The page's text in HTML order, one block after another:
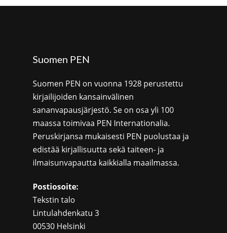
Suomen PEN
Suomen PEN on vuonna 1928 perustettu
kirjailijoiden kansainvälinen
sananvapausjärjestö. Se on osa yli 100
maassa toimivaa PEN Internationalia.
Peruskirjansa mukaisesti PEN puolustaa ja
edistää kirjallisuutta sekä taiteen- ja
ilmaisunvapautta kaikkialla maailmassa.
Postiosoite:
Tekstin talo
Lintulahdenkatu 3
00530 Helsinki